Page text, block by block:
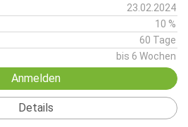
23.02.2024
10 %
60 Tage
bis 6 Wochen
Anmelden
Details